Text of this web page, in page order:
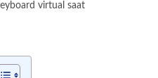
virtual saat